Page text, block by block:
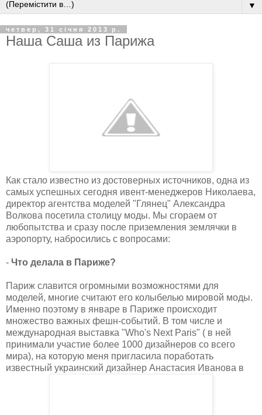
▼
четвер, 31 січня 2013 р.
Наша Саша из Парижа
Как стало известно из достоверных источников, одна из
самых успешных сегодня ивент-менеджеров Николаева,
директор агентства моделей "Глянец" Александра
Волкова посетила столицу моды. Мы сгораем от
любопытства и сразу после приземления землячки в
аэропорту, набросились с вопросами:
- Что делала в Париже?
Париж славится огромными возможностями для
моделей, многие считают его колыбелью мировой моды.
Именно поэтому в январе в Париже происходит
множество важных фешн-событий. В том числе и
международная выставка "Who's Next Paris" ( в ней
принимали участие более 1000 дизайнеров со всего
мира), на которую меня пригласила поработать
известный украинский дизайнер Анастасия Иванова в